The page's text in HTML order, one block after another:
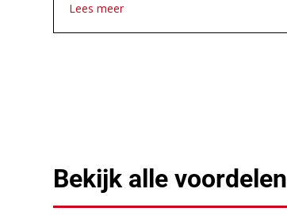
Lees meer
Bekijk alle voordelen